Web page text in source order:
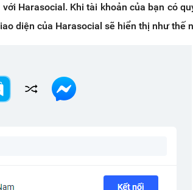
Harasocial. Khi tài khoản của bạn có
diện của Harasocial sẽ hiển thị như thế